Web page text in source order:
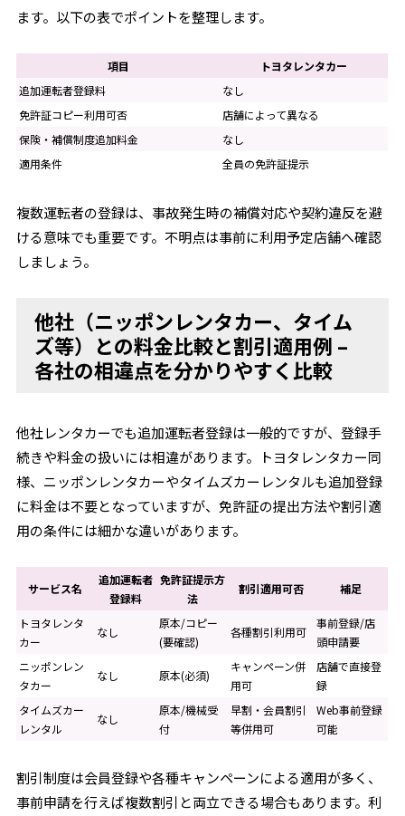
ます。以下の表でポイントを整理します。
項目
トヨタレンタカー
追加運転者登録料
なし
免許証コピー利用可否
店舗によって異なる
保険・補償制度追加料金
なし
適用条件
全員の免許証提示
複数運転者の登録は、事故発生時の補償対応や契約違反を避
ける意味でも重要です。不明点は事前に利用予定店舗へ確認
しましょう。
他社（ニッポンレンタカー、タイム
ズ等）との料金比較と割引適用例 –
各社の相違点を分かりやすく比較
他社レンタカーでも追加運転者登録は一般的ですが、登録手
続きや料金の扱いには相違があります。トヨタレンタカー同
様、ニッポンレンタカーやタイムズカーレンタルも追加登録
に料金は不要となっていますが、免許証の提出方法や割引適
用の条件には細かな違いがあります。
サービス名
追加運転者
登録料
免許証提示方
法
割引適用可否 補足
トヨタレンタ
カー
なし
原本/コピー
(要確認)
各種割引利用可
事前登録/店
頭申請要
ニッポンレン
タカー
なし 原本(必須)
キャンペーン併
用可
店舗で直接登
録
タイムズカー
レンタル
なし
原本/機械受
付
早割・会員割引
等併用可
Web事前登録
可能
割引制度は会員登録や各種キャンペーンによる適用が多く、
事前申請を行えば複数割引と両立できる場合もあります。利